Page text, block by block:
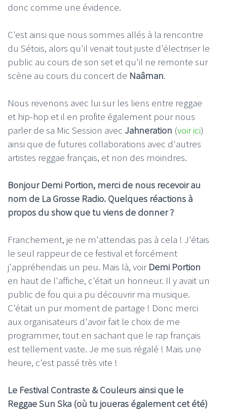
donc comme une évidence.
C'est ainsi que nous sommes allés à la rencontre
du Sétois, alors qu'il venait tout juste d'électriser le
public au cours de son set et qu'il ne remonte sur
scène au cours du concert de Naâman.
Nous revenons avec lui sur les liens entre reggae
et hip-hop et il en profite également pour nous
parler de sa Mic Session avec Jahneration (voir ici)
ainsi que de futures collaborations avec d'autres
artistes reggae français, et non des moindres.
Bonjour Demi Portion, merci de nous recevoir au
nom de La Grosse Radio. Quelques réactions à
propos du show que tu viens de donner ?
Franchement, je ne m'attendais pas à cela ! J'étais
le seul rappeur de ce festival et forcément
j'appréhendais un peu. Mais là, voir Demi Portion
en haut de l'affiche, c'était un honneur. Il y avait un
public de fou qui a pu découvrir ma musique.
C'était un pur moment de partage ! Donc merci
aux organisateurs d'avoir fait le choix de me
programmer, tout en sachant que le rap français
est tellement vaste. Je me suis régalé ! Mais une
heure, c'est passé très vite !
Le Festival Contraste & Couleurs ainsi que le
Reggae Sun Ska (où tu joueras également cet été)